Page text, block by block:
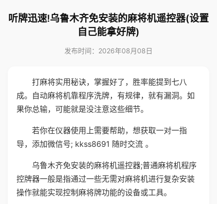
听牌迅速!乌鲁木齐免安装的麻将机遥控器(设置
自己能拿好牌)
发布时间：2026年08月08日
打麻将实用秘诀，掌握好了，胜率能提到七八
成。自动麻将机靠程序洗牌，有规律，就有漏洞。如
果你总输，可能就是没注意这些细节。
若你在仪器使用上需要帮助，想获取一对一指
导，添加微信号; kkss8691 随时交流 。
乌鲁木齐免安装的麻将机遥控器;普通麻将机程序
控牌器一般是指通过一些无需对麻将机进行复杂安装
操作就能实现控制麻将牌功能的设备或工具。